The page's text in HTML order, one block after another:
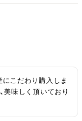
こだわり購入しま
美味しく頂いており